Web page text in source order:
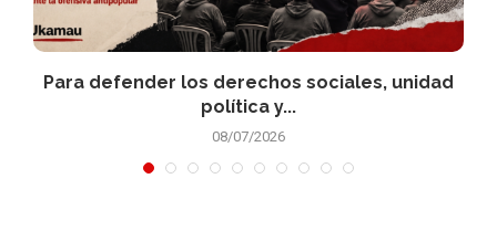
Para defender los derechos sociales, unidad
política y...
08/07/2026